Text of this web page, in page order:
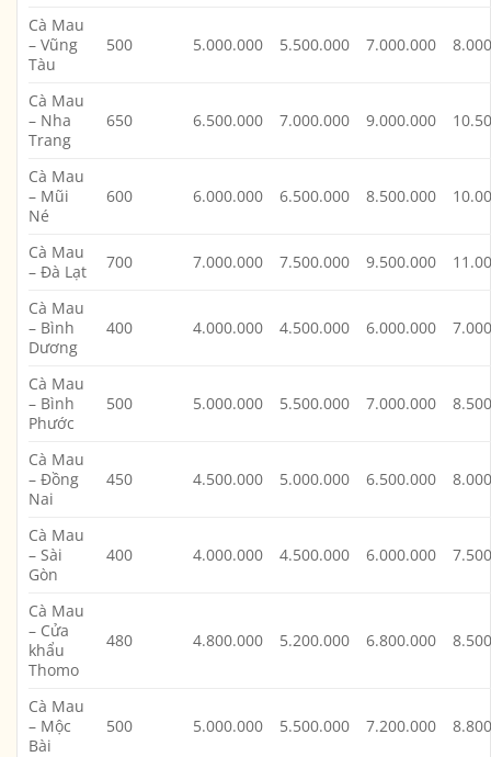
Cà Mau
– Vũng
Tàu
500 5.000.000 5.500.000 7.000.000
Cà Mau
– Nha
Trang
650 6.500.000 7.000.000 9.000.000
Cà Mau
– Mũi
Né
600 6.000.000 6.500.000 8.500.000
Cà Mau
– Đà Lạt
700 7.000.000 7.500.000 9.500.000
Cà Mau
– Bình
Dương
400 4.000.000 4.500.000 6.000.000
Cà Mau
– Bình
Phước
500 5.000.000 5.500.000 7.000.000
Cà Mau
– Đồng
Nai
450 4.500.000 5.000.000 6.500.000
Cà Mau
– Sài
Gòn
400 4.000.000 4.500.000 6.000.000
Cà Mau
– Cửa
khẩu
Thomo
480 4.800.000 5.200.000 6.800.000
Cà Mau
– Mộc
Bài
500 5.000.000 5.500.000 7.200.000